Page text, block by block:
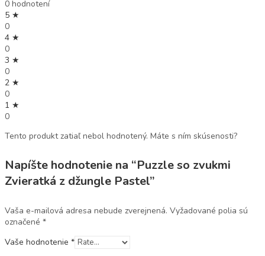
0 hodnotení
5 ★
0
4 ★
0
3 ★
0
2 ★
0
1 ★
0
Tento produkt zatiaľ nebol hodnotený. Máte s ním skúsenosti?
Napíšte hodnotenie na “Puzzle so zvukmi
Zvieratká z džungle Pastel”
Vaša e-mailová adresa nebude zverejnená. Vyžadované polia sú
označené *
Vaše hodnotenie *